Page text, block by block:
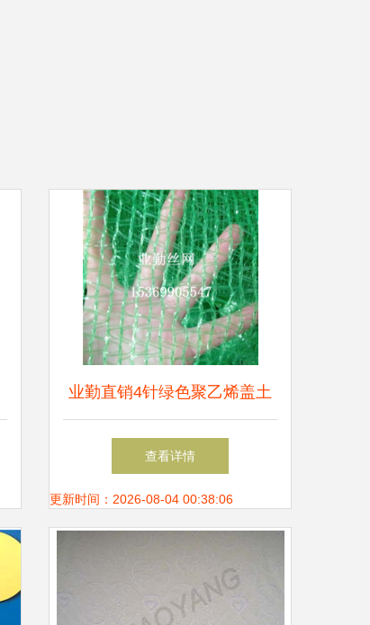
业勤直销4针绿色聚乙烯盖土
网 环保防尘覆盖网的优质选
择
查看详情
更新时间：2026-08-04 00:38:06